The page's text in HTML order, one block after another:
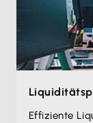
Effiziente